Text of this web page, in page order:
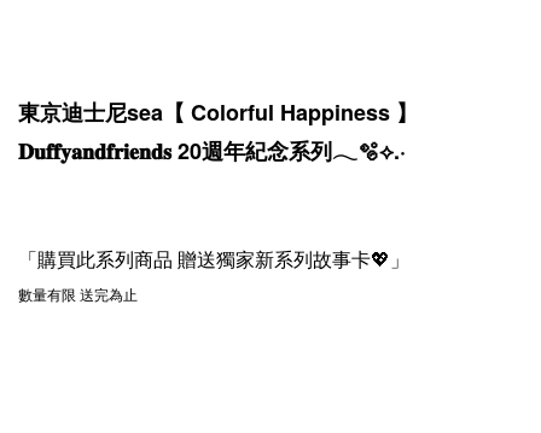
東京迪士尼sea【 Colorful Happiness 】
𝐃𝐮𝐟𝐟𝐲𝐚𝐧𝐝𝐟𝐫𝐢𝐞𝐧𝐝𝐬 20週年紀念系列︎︎𓂃🫧⟡.·⁡
「購買此系列商品 贈送獨家新系列故事卡💖」
數量有限 送完為止